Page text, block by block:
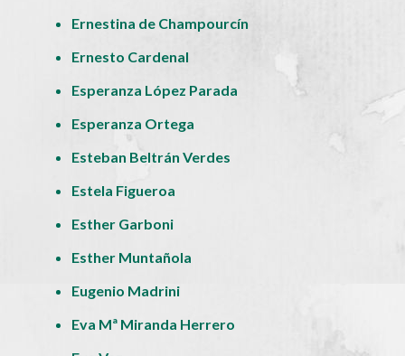
Ernestina de Champourcín
Ernesto Cardenal
Esperanza López Parada
Esperanza Ortega
Esteban Beltrán Verdes
Estela Figueroa
Esther Garboni
Esther Muntañola
Eugenio Madrini
Eva Mª Miranda Herrero